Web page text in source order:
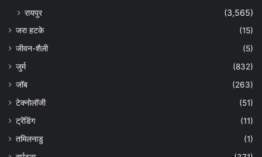
रायपुर
(3,565)
जरा हटके
(15)
जीवन-शैली
(5)
जुर्म
(832)
जॉब
(263)
टेक्नोलॉजी
(51)
ट्रेंडिंग
(11)
तमिलनाडु
(1)